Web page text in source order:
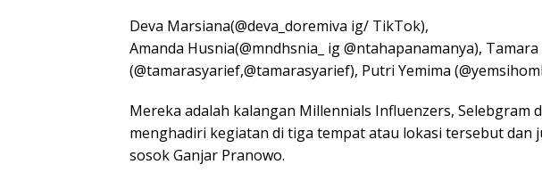
Deva Marsiana(@deva_doremiva ig/ TikTok),
Amanda Husnia(@mndhsnia_ ig @ntahapanamanya),
(@tamarasyarief,@tamarasyarief), Putri Yemima
Mereka adalah kalangan Millennials Influenzers, Selebgram
menghadiri kegiatan di tiga tempat atau lokasi tersebut dan
sosok Ganjar Pranowo.